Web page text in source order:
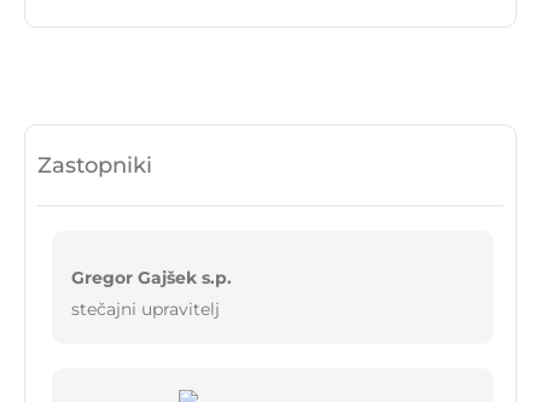
Zastopniki
Gregor Gajšek s.p.
stečajni upravitelj